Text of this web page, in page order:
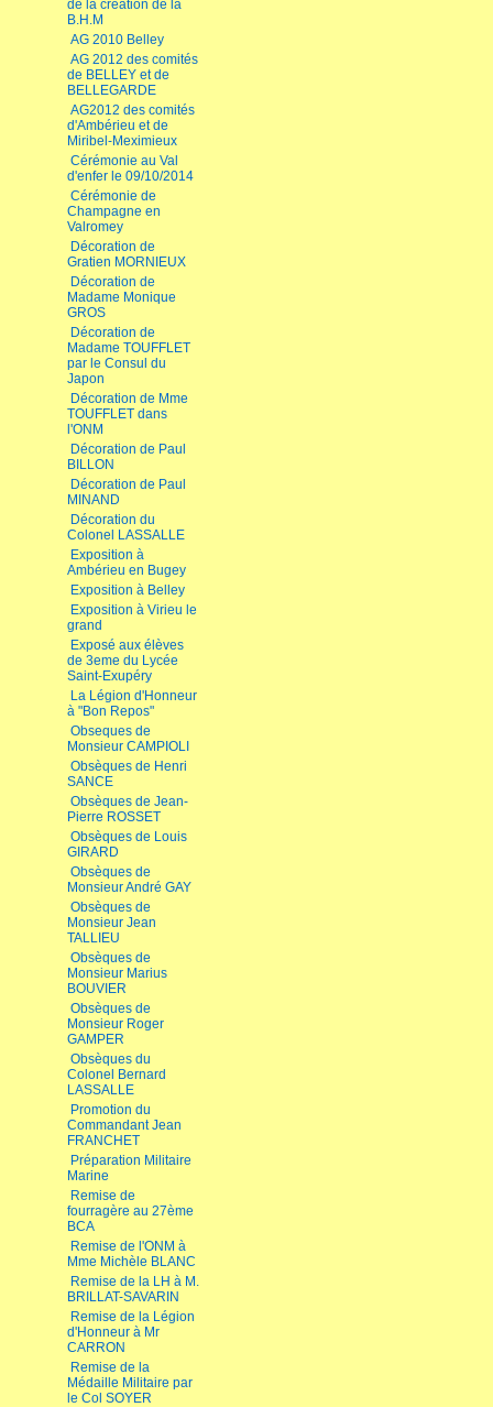
de la création de la
B.H.M
AG 2010 Belley
AG 2012 des comités
de BELLEY et de
BELLEGARDE
AG2012 des comités
d'Ambérieu et de
Miribel-Meximieux
Cérémonie au Val
d'enfer le 09/10/2014
Cérémonie de
Champagne en
Valromey
Décoration de
Gratien MORNIEUX
Décoration de
Madame Monique
GROS
Décoration de
Madame TOUFFLET
par le Consul du
Japon
Décoration de Mme
TOUFFLET dans
l'ONM
Décoration de Paul
BILLON
Décoration de Paul
MINAND
Décoration du
Colonel LASSALLE
Exposition à
Ambérieu en Bugey
Exposition à Belley
Exposition à Virieu le
grand
Exposé aux élèves
de 3eme du Lycée
Saint-Exupéry
La Légion d'Honneur
à "Bon Repos"
Obseques de
Monsieur CAMPIOLI
Obsèques de Henri
SANCE
Obsèques de Jean-
Pierre ROSSET
Obsèques de Louis
GIRARD
Obsèques de
Monsieur André GAY
Obsèques de
Monsieur Jean
TALLIEU
Obsèques de
Monsieur Marius
BOUVIER
Obsèques de
Monsieur Roger
GAMPER
Obsèques du
Colonel Bernard
LASSALLE
Promotion du
Commandant Jean
FRANCHET
Préparation Militaire
Marine
Remise de
fourragère au 27ème
BCA
Remise de l'ONM à
Mme Michèle BLANC
Remise de la LH à M.
BRILLAT-SAVARIN
Remise de la Légion
d'Honneur à Mr
CARRON
Remise de la
Médaille Militaire par
le Col SOYER